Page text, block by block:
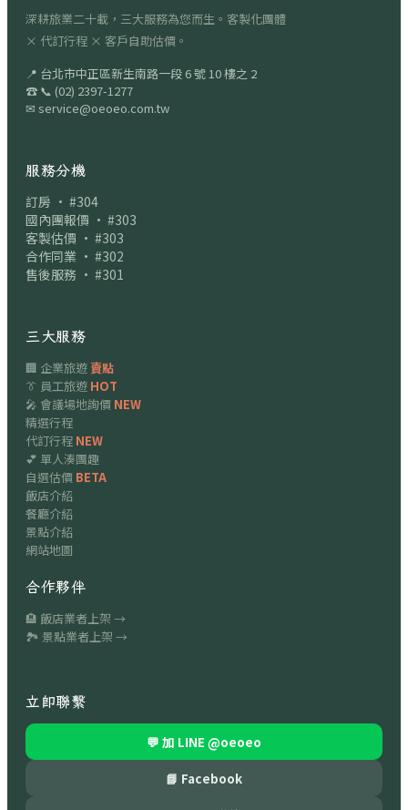
深耕旅業二十載，三大服務為您而生。客製化團體
× 代訂行程 × 客戶自助估價。
📍 台北市中正區新生南路一段 6 號 10 樓之 2
☎ 📞 (02) 2397-1277
✉ service@oeoeo.com.tw
服務分機
訂房 · #304
國內團報價 · #303
客製估價 · #303
合作同業 · #302
售後服務 · #301
三大服務
🏢 企業旅遊賣點
👔 員工旅遊 HOT
🎤 會議場地詢價 NEW
精選行程
代訂行程 NEW
💕 單人湊團趣
自選估價 BETA
飯店介紹
餐廳介紹
景點介紹
網站地圖
合作夥伴
🏨 飯店業者上架 →
🏞 景點業者上架 →
立即聯繫
💬 加 LINE @oeoeo
📘 Facebook